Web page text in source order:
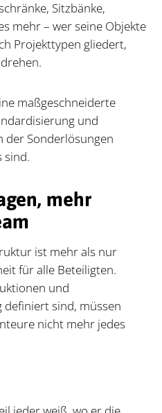
Sitzbänke,
mehr – wer seine Objekte
Projekttypen gliedert,
maßgeschneiderte
und
der Sonderlösungen
sind.
mehr
ist mehr als nur
für alle Beteiligten.
und
sind, müssen
nicht mehr jedes